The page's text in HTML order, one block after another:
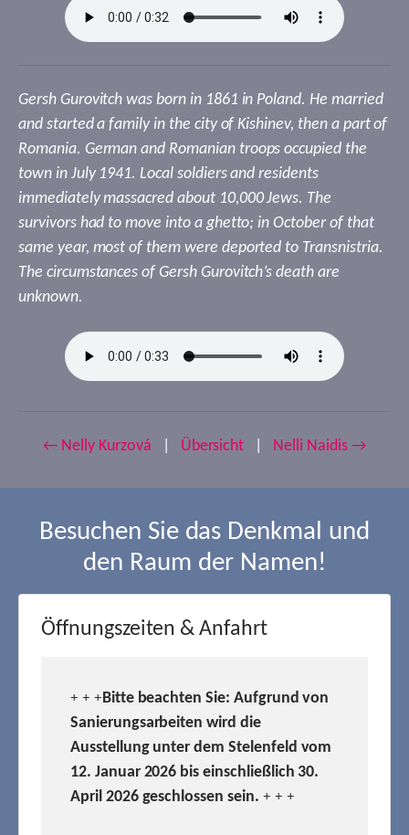
Gersh Gurovitch was born in 1861 in Poland. He married
and started a family in the city of Kishinev, then a part of
Romania. German and Romanian troops occupied the
town in July 1941. Local soldiers and residents
immediately massacred about 10,000 Jews. The
survivors had to move into a ghetto; in October of that
same year, most of them were deported to Transnistria.
The circumstances of Gersh Gurovitch’s death are
unknown.
← Nelly Kurzová Übersicht Nelli Naidis →
Besuchen Sie das Denkmal und
den Raum der Namen!
Öffnungszeiten & Anfahrt
+ + +Bitte beachten Sie: Aufgrund von
Sanierungsarbeiten wird die
Ausstellung unter dem Stelenfeld vom
12. Januar 2026 bis einschließlich 30.
April 2026 geschlossen sein. + + +